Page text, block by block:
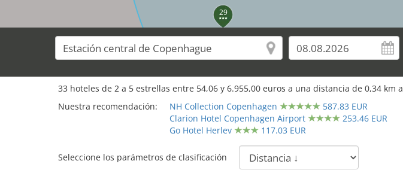
29
33 hoteles de 2 a 5 estrellas entre 54,06 y 6.955,00 euros a una distancia de 0,34 km a
Nuestra recomendación:
NH Collection Copenhagen
587.83 EUR
Clarion Hotel Copenhagen Airport
253.46 EUR
Go Hotel Herlev
117.03 EUR
Seleccione los parámetros de clasificación